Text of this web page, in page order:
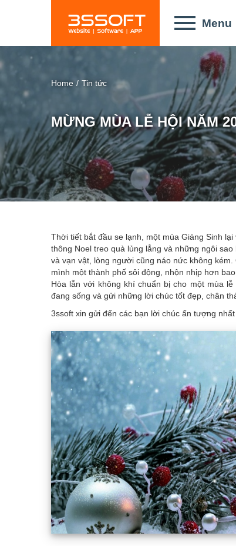
Menu
MỪNG MÙA LỄ HỘI NĂM
Home / Tin tức
You
are
here
Thời tiết bắt đầu se lạnh, một mùa Giáng Sinh
thông Noel treo quà lủng lẳng và những ngôi
và vạn vật, lòng người cũng náo nức không
mình một thành phố sôi động, nhộn nhịp hơn bao
Hòa lẫn với không khí chuẩn bị cho một mùa
đang sống và gửi những lời chúc tốt đẹp, chân
3ssoft xin gửi đến các bạn lời chúc ấn tượng